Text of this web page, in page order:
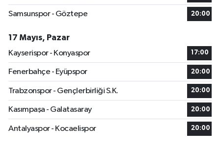
Samsunspor - Göztepe 20:00
17 Mayıs, Pazar
Kayserispor - Konyaspor
17:00
Fenerbahçe - Eyüpspor 20:00
Trabzonspor - Gençlerbirliği S.K. 20:00
Kasımpaşa - Galatasaray 20:00
Antalyaspor - Kocaelispor 20:00